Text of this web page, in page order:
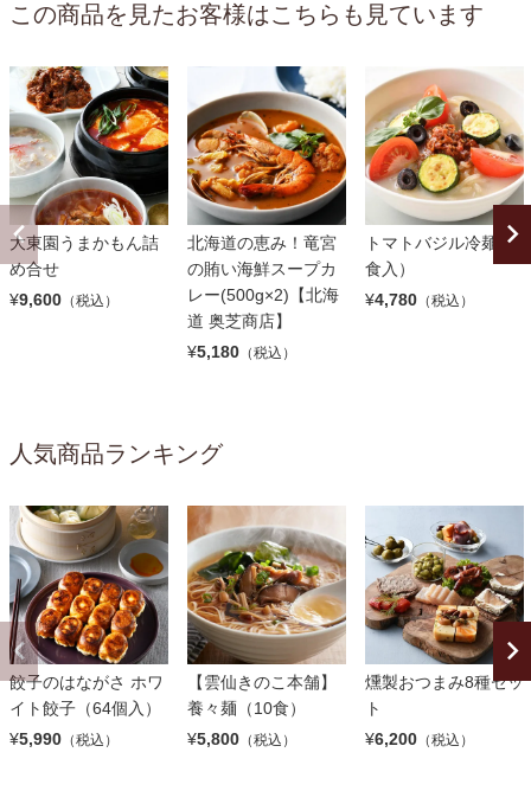
この商品を見たお客様はこちらも見ています
大東園うまかもん詰
め合せ
¥9,600 （税込）
北海道の恵み！竜宮
の賄い海鮮スープカ
レー(500g×2)【北海
道 奥芝商店】
¥5,180 （税込）
トマトバジル冷麺（4
食入）
¥4,780 （税込）
人気商品ランキング
餃子のはながさ ホワ
イト餃子（64個入）
¥5,990 （税込）
【雲仙きのこ本舗】
養々麺（10食）
¥5,800 （税込）
燻製おつまみ8種セッ
ト
¥6,200 （税込）